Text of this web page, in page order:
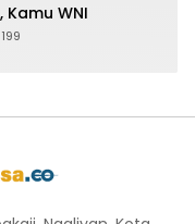
WNI
199